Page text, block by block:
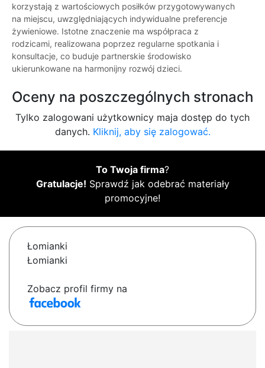
korzystają z wartościowych posiłków przygotowywanych
na miejscu, uwzględniających indywidualne preferencje
żywieniowe. Istotne znaczenie ma współpraca z
rodzicami, realizowana poprzez regularne spotkania i
konsultacje, co buduje partnerskie środowisko
ukierunkowane na harmonijny rozwój dzieci.
Oceny na poszczególnych stronach
Tylko zalogowani użytkownicy maja dostęp do tych
danych. Kliknij, aby się zalogować.
To Twoja firma?
Gratulacje! Sprawdź jak odebrać materiały
promocyjne!
Łomianki
Łomianki
Zobacz profil firmy na